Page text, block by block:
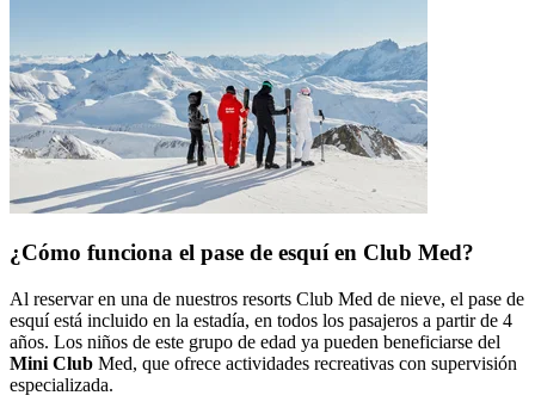
¿Cómo funciona el pase de esquí en Club Med?
Al reservar en una de nuestros resorts Club Med de nieve, el pase de
esquí está incluido en la estadía, en todos los pasajeros a partir de 4
años. Los niños de este grupo de edad ya pueden beneficiarse del
Mini Club Med, que ofrece actividades recreativas con supervisión
especializada.